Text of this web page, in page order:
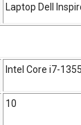
Laptop Dell
Intel Core i7-
10